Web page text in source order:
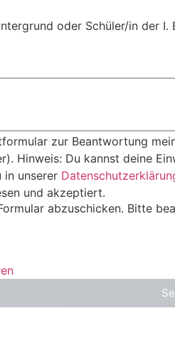
oder Schüler/in der I.
zur Beantwortung
Hinweis: Du kannst deine
unserer
und akzeptiert.
abzuschicken. Bitte